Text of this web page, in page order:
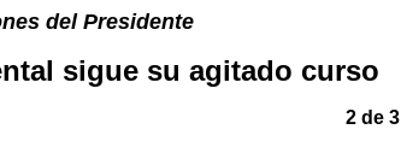
del Presidente
sigue su agitado curso
2 de 3